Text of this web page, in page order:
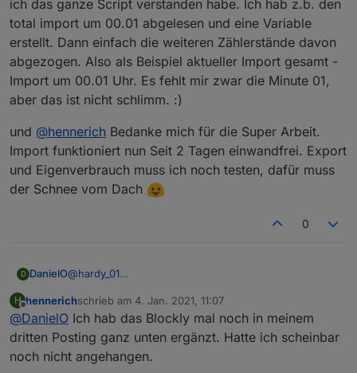
ich das ganze Script verstanden habe. Ich hab z.b. den
total import um 00.01 abgelesen und eine Variable
erstellt. Dann einfach die weiteren Zählerstände davon
abgezogen. Also als Beispiel aktueller Import gesamt -
Import um 00.01 Uhr. Es fehlt mir zwar die Minute 01,
aber das ist nicht schlimm. :)
und @hennerich Bedanke mich für die Super Arbeit.
Import funktioniert nun Seit 2 Tagen einwandfrei. Export
und Eigenverbrauch muss ich noch testen, dafür muss
der Schnee vom Dach
0
D DanielO@hardy_01
mir auch. ich habe mir jenen z.b. selber gebastelt, als
ich das ganze Script verstanden habe. Ich hab z.b. den
total import um 00.01 abgelesen und eine Variable
erstellt. Dann einfach die weiteren Zählerstände davon
abgezogen. Also als Beispiel aktueller Import gesamt -
und@hennerichBedanke mich für die Super Arbeit.
Import funktioniert nun Seit 2 Tagen einwandfrei.
Export und Eigenverbrauch muss ich noch testen,
dafür muss der Schnee vom Dach
H
Offline
hennerichschrieb am 4. Jan. 2021, 11:07
zuletzt editiert von
@DanielO Ich hab das Blockly mal noch in meinem
dritten Posting ganz unten ergänzt. Hatte ich scheinbar
noch nicht angehangen.